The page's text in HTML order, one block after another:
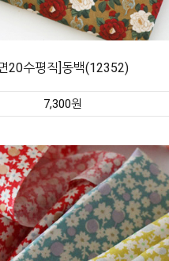
20수평직]동백(12352)
7,300원